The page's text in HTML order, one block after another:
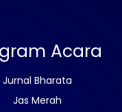
Acara
Jurnal Bharata
Jas Merah